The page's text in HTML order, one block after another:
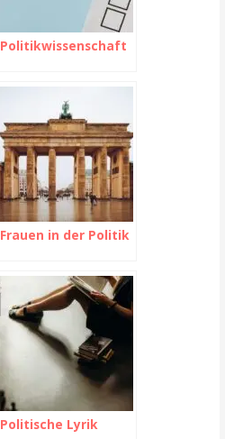
Politikwissenschaft
Frauen in der Politik
Politische Lyrik